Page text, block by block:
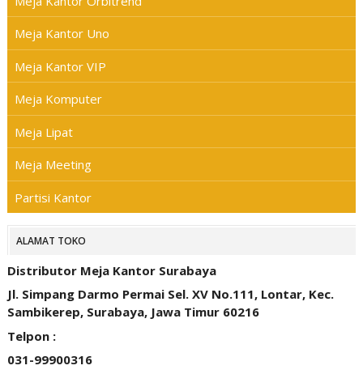
Meja Kantor Uno
Meja Kantor VIP
Meja Komputer
Meja Lipat
Meja Meeting
Partisi Kantor
ALAMAT TOKO
Distributor Meja Kantor Surabaya
Jl. Simpang Darmo Permai Sel. XV No.111, Lontar, Kec.
Sambikerep, Surabaya, Jawa Timur 60216
Telpon :
031-99900316